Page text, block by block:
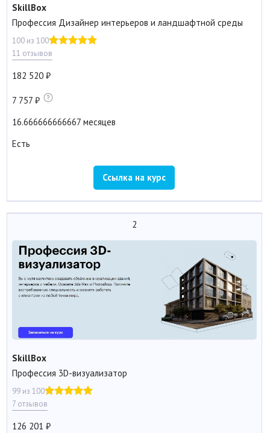
SkillBox
Профессия Дизайнер интерьеров и ландшафтной среды
100 из 100
11 отзывов
182 520
7 757
16.666666666667 месяцев
Есть
Ссылка на курс
2
SkillBox
Профессия 3D-визуализатор
99 из 100
7 отзывов
126 201